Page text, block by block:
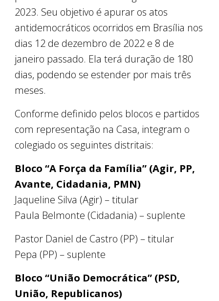
2023. Seu objetivo é apurar os atos
antidemocráticos ocorridos em Brasília nos
dias 12 de dezembro de 2022 e 8 de
janeiro passado. Ela terá duração de 180
dias, podendo se estender por mais três
meses.
Conforme definido pelos blocos e partidos
com representação na Casa, integram o
colegiado os seguintes distritais:
Bloco “A Força da Família” (Agir, PP,
Avante, Cidadania, PMN)
Jaqueline Silva (Agir) – titular
Paula Belmonte (Cidadania) – suplente
Pastor Daniel de Castro (PP) – titular
Pepa (PP) – suplente
Bloco “União Democrática” (PSD,
União, Republicanos)